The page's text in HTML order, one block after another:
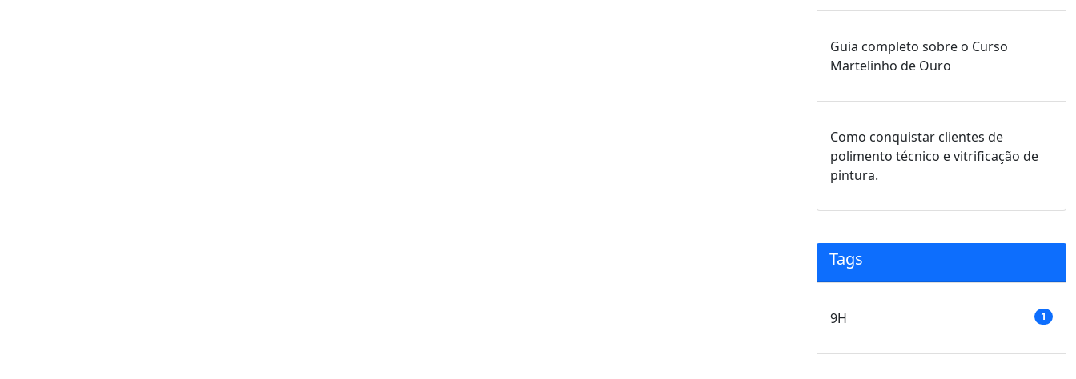
Guia completo sobre o Curso
Martelinho de Ouro
Como conquistar clientes de
polimento técnico e vitrificação de
pintura.
Tags
9H 1